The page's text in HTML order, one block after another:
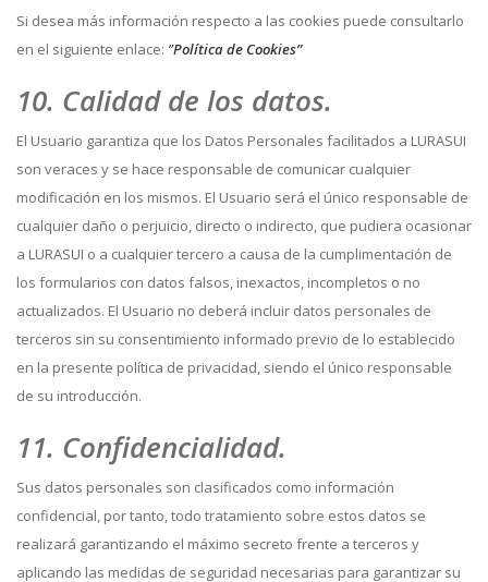
Si desea más información respecto a las cookies puede consultarlo
en el siguiente enlace: ”Política de Cookies”
10. Calidad de los datos.
El Usuario garantiza que los Datos Personales facilitados a LURASUI
son veraces y se hace responsable de comunicar cualquier
modificación en los mismos. El Usuario será el único responsable de
cualquier daño o perjuicio, directo o indirecto, que pudiera ocasionar
a LURASUI o a cualquier tercero a causa de la cumplimentación de
los formularios con datos falsos, inexactos, incompletos o no
actualizados. El Usuario no deberá incluir datos personales de
terceros sin su consentimiento informado previo de lo establecido
en la presente política de privacidad, siendo el único responsable
de su introducción.
11. Confidencialidad.
Sus datos personales son clasificados como información
confidencial, por tanto, todo tratamiento sobre estos datos se
realizará garantizando el máximo secreto frente a terceros y
aplicando las medidas de seguridad necesarias para garantizar su